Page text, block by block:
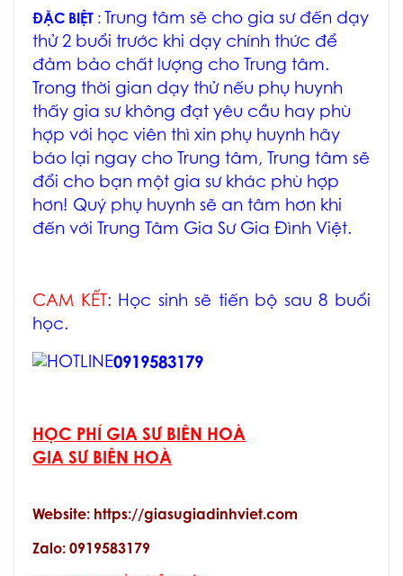
ĐẶC BIỆT : Trung tâm sẽ cho gia sư đến dạy
thử 2 buổi trước khi dạy chính thức để
đảm bảo chất lượng cho Trung tâm.
Trong thời gian dạy thử nếu phụ huynh
thấy gia sư không đạt yêu cầu hay phù
hợp với học viên thì xin phụ huynh hãy
báo lại ngay cho Trung tâm, Trung tâm sẽ
đổi cho bạn một gia sư khác phù hợp
hơn! Quý phụ huynh sẽ an tâm hơn khi
đến với Trung Tâm Gia Sư Gia Đình Việt.
CAM KẾT : Học sinh sẽ tiến bộ sau 8 buổi
học.
0919583179
HỌC PHÍ GIA SƯ BIÊN HOÀ
GIA SƯ BIÊN HOÀ
Website: https://giasugiadinhviet.com
Zalo: 0919583179